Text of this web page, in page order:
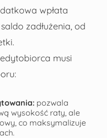
wpłata
zadłużenia, od
musi
pozwala
wysokość raty, ale
co maksymalizuje